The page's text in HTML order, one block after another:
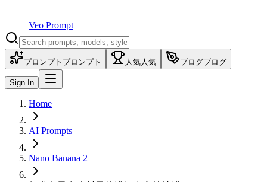
Veo Prompt
プロンプト プロンプト 人気人気 ブログブログ
Sign In
Home
AI Prompts
Nano Banana 2